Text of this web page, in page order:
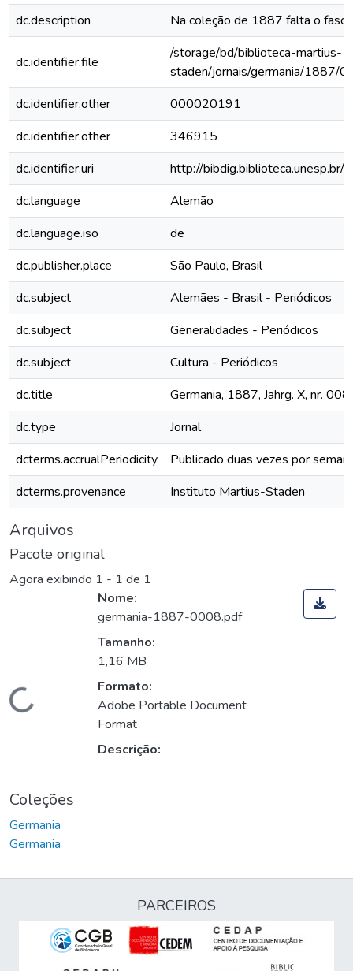
dc.description
Na coleção de 1887 falta o
dc.identifier.file
/storage/bd/biblioteca-martius-
staden/jornais/germania/1887/
dc.identifier.other
000020191
dc.identifier.other
346915
dc.identifier.uri
http://
dc.language
Alemão
dc.language.iso
de
dc.publisher.place
São Paulo, Brasil
dc.subject
Alemães - Brasil - Periódicos
dc.subject
Generalidades - Periódicos
dc.subject
Cultura - Periódicos
dc.title
Germania, 1887, Jahrg. X, nr. 008
dc.type
Jornal
dcterms.accrualPeriodicity
Publicado duas vezes por
dcterms.provenance
Instituto Martius-Staden
Arquivos
Pacote original
Agora exibindo 1 - 1 de 1
Carregando...
Nome:
germania-1887-0008.pdf
Tamanho:
1,16 MB
Formato:
Adobe Portable Document
Format
Descrição:
Coleções
Germania
Germania
PARCEIROS